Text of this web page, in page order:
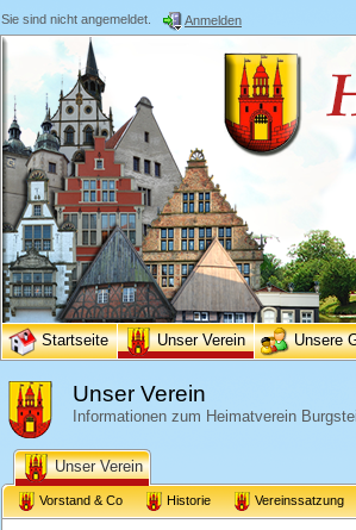
Sie sind nicht angemeldet. Anmelden
Startseite Unser Verein Unsere
Unser Verein
Informationen zum Heimatverein
Unser Verein
Vorstand & Co Historie Vereinssatzung